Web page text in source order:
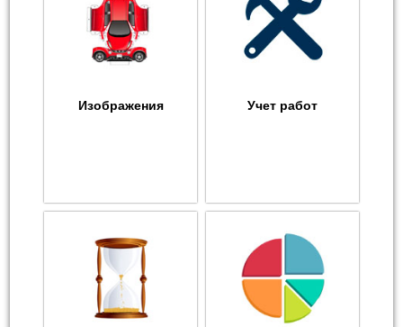
Изображения Учет работ